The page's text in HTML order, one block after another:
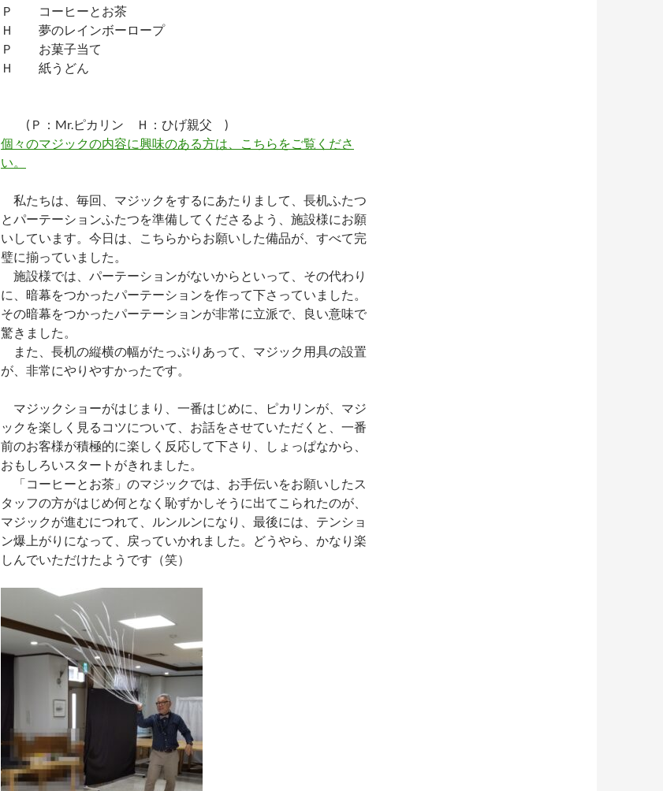
Ｐ コーヒーとお茶
Ｈ 夢のレインボーロープ
Ｐ お菓子当て
Ｈ 紙うどん
(Ｐ：Mr.ピカリン Ｈ：ひげ親父 )
個々のマジックの内容に興味のある方は、こちらをご覧くださ
い。
私たちは、毎回、マジックをするにあたりまして、長机ふたつ
とパーテーションふたつを準備してくださるよう、施設様にお願
いしています。今日は、こちらからお願いした備品が、すべて完
璧に揃っていました。
施設様では、パーテーションがないからといって、その代わり
に、暗幕をつかったパーテーションを作って下さっていました。
その暗幕をつかったパーテーションが非常に立派で、良い意味で
驚きました。
また、長机の縦横の幅がたっぷりあって、マジック用具の設置
が、非常にやりやすかったです。
マジックショーがはじまり、一番はじめに、ピカリンが、マジ
ックを楽しく見るコツについて、お話をさせていただくと、一番
前のお客様が積極的に楽しく反応して下さり、しょっぱなから、
おもしろいスタートがきれました。
「コーヒーとお茶」のマジックでは、お手伝いをお願いしたス
タッフの方がはじめ何となく恥ずかしそうに出てこられたのが、
マジックが進むにつれて、ルンルンになり、最後には、テンショ
ン爆上がりになって、戻っていかれました。どうやら、かなり楽
しんでいただけたようです（笑）